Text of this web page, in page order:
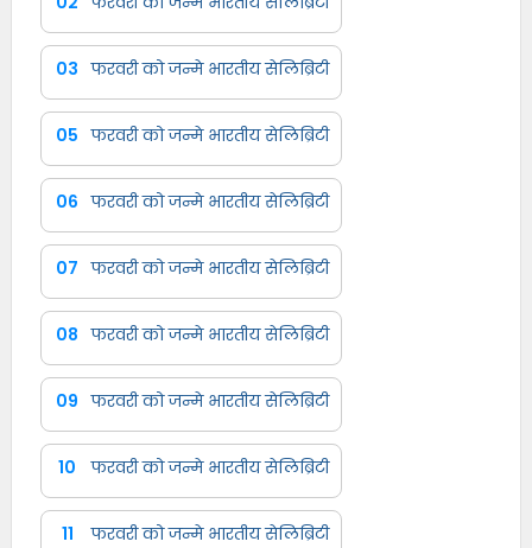
03 फरवरी को जन्मे भारतीय सेलिब्रिटी
05 फरवरी को जन्मे भारतीय सेलिब्रिटी
06 फरवरी को जन्मे भारतीय सेलिब्रिटी
07 फरवरी को जन्मे भारतीय सेलिब्रिटी
08 फरवरी को जन्मे भारतीय सेलिब्रिटी
09 फरवरी को जन्मे भारतीय सेलिब्रिटी
10 फरवरी को जन्मे भारतीय सेलिब्रिटी
11 फरवरी को जन्मे भारतीय सेलिब्रिटी